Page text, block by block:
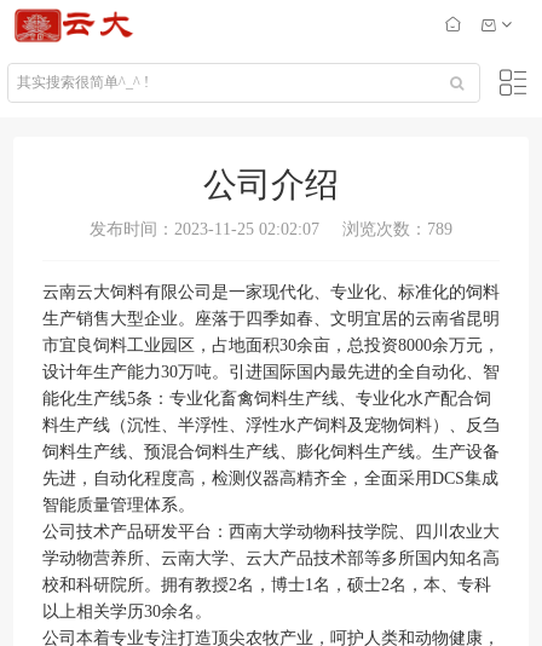
公司介绍
发布时间：2023-11-25 02:02:07 浏览次数：789
云南云大饲料有限公司是一家现代化、专业化、标准化的饲料
生产销售大型企业。座落于四季如春、文明宜居的云南省昆明
市宜良饲料工业园区，占地面积30余亩，总投资8000余万元，
设计年生产能力30万吨。引进国际国内最先进的全自动化、智
能化生产线5条：专业化畜禽饲料生产线、专业化水产配合饲
料生产线（沉性、半浮性、浮性水产饲料及宠物饲料）、反刍
饲料生产线、预混合饲料生产线、膨化饲料生产线。生产设备
先进，自动化程度高，检测仪器高精齐全，全面采用DCS集成
智能质量管理体系。
公司技术产品研发平台：西南大学动物科技学院、四川农业大
学动物营养所、云南大学、云大产品技术部等多所国内知名高
校和科研院所。拥有教授2名，博士1名，硕士2名，本、专科
以上相关学历30余名。
公司本着专业专注打造顶尖农牧产业，呵护人类和动物健康，